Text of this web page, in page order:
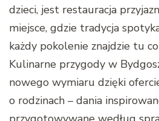
dzieci, jest restauracja
miejsce, gdzie tradycja
każdy pokolenie znajdzie tu
Kulinarne przygody w
nowego wymiaru dzięki
o rodzinach – dania